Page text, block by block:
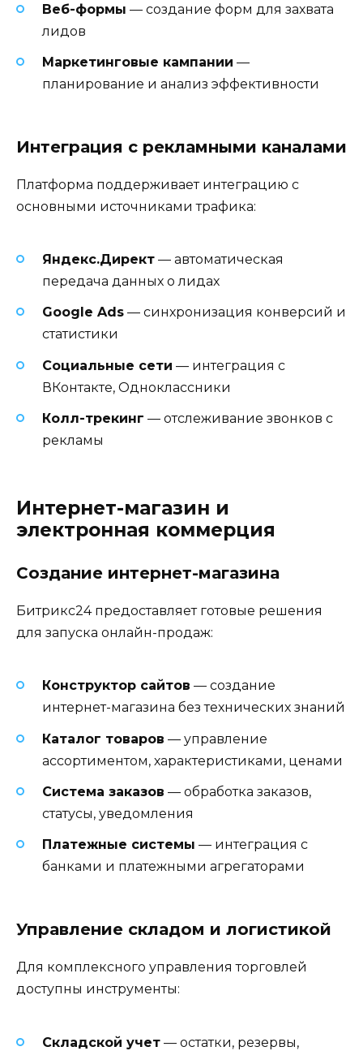
Веб-формы — создание форм для захвата
лидов
Маркетинговые кампании —
планирование и анализ эффективности
Интеграция с рекламными каналами
Платформа поддерживает интеграцию с
основными источниками трафика:
Яндекс.Директ — автоматическая
передача данных о лидах
Google Ads — синхронизация конверсий и
статистики
Социальные сети — интеграция с
ВКонтакте, Одноклассники
Колл-трекинг — отслеживание звонков с
рекламы
Интернет-магазин и
электронная коммерция
Создание интернет-магазина
Битрикс24 предоставляет готовые решения
для запуска онлайн-продаж:
Конструктор сайтов — создание
интернет-магазина без технических знаний
Каталог товаров — управление
ассортиментом, характеристиками, ценами
Система заказов — обработка заказов,
статусы, уведомления
Платежные системы — интеграция с
банками и платежными агрегаторами
Управление складом и логистикой
Для комплексного управления торговлей
доступны инструменты:
Складской учет — остатки, резервы,